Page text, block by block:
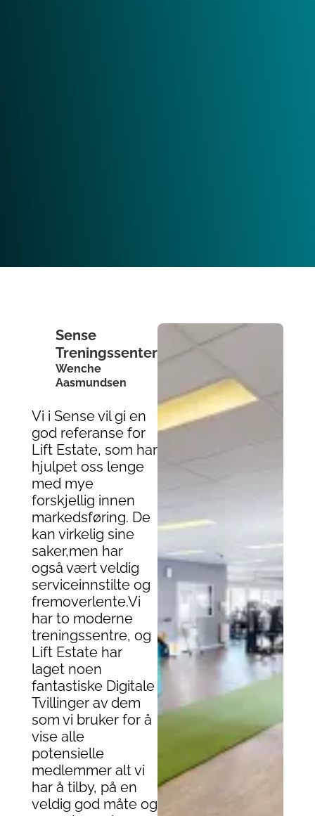
Sense
Treningssenter
Wenche
Aasmundsen
Vi i Sense vil gi en
god referanse for
Lift Estate, som har
hjulpet oss lenge
med mye
forskjellig innen
markedsføring. De
kan virkelig sine
saker,men har
også vært veldig
serviceinnstilte og
fremoverlente.Vi
har to moderne
treningssentre, og
Lift Estate har
laget noen
fantastiske Digitale
Tvillinger av dem
som vi bruker for å
vise alle
potensielle
medlemmer alt vi
har å tilby, på en
veldig god måte og